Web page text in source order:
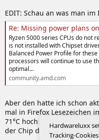
EDIT: Schau an was man
Re: Missing power plans
Ryzen 5000 series CPUs do not
is not installed with Chipset
Balanced Power Profile for
processors will continue to use
optimal...
community.amd.com
Aber den hatte ich schon
mal in Firefox Lesezeichen
71°C hoch und es hängt für
der Chip defekt ist oder
Hardwareluxx
Tracking-